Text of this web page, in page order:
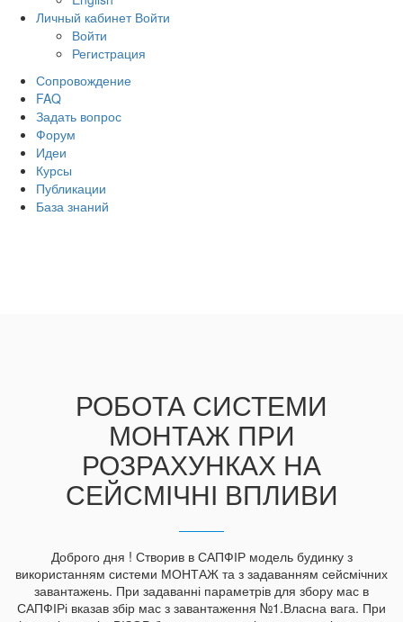
Личный кабинет Войти
Войти
Регистрация
Сопровождение
FAQ
Задать вопрос
Форум
Идеи
Курсы
Публикации
База знаний
РОБОТА СИСТЕМИ
МОНТАЖ ПРИ
РОЗРАХУНКАХ НА
СЕЙСМІЧНІ ВПЛИВИ
Доброго дня ! Створив в САПФІР модель будинку з
використанням системи МОНТАЖ та з задаванням сейсмічних
завантажень. При задаванні параметрів для збору мас в
САПФІРі вказав збір мас з завантаження №1.Власна вага. При